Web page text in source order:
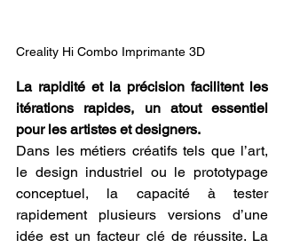
Creality Hi Combo Imprimante 3D
La rapidité et la précision facilitent les
itérations rapides, un atout essentiel
pour les artistes et designers.
Dans les métiers créatifs tels que l’art,
le design industriel ou le prototypage
conceptuel, la capacité à tester
rapidement plusieurs versions d’une
idée est un facteur clé de réussite. La